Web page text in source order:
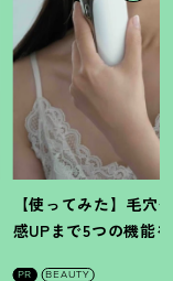
【使ってみた】毛穴
感UPまで5つの機能
PR BEAUTY